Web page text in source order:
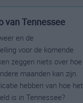
van Tennessee
en de
voor de komende
zeggen niets over hoe
maanden kan zijn.
hebben van hoe het
is in Tennessee?